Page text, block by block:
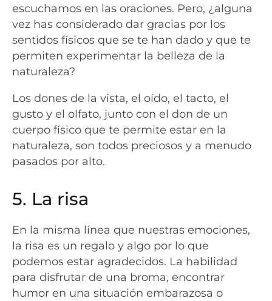
escuchamos en las oraciones. Pero, ¿alguna
vez has considerado dar gracias por los
sentidos físicos que se te han dado y que te
permiten experimentar la belleza de la
naturaleza?
Los dones de la vista, el oído, el tacto, el
gusto y el olfato, junto con el don de un
cuerpo físico que te permite estar en la
naturaleza, son todos preciosos y a menudo
pasados por alto.
5. La risa
En la misma línea que nuestras emociones,
la risa es un regalo y algo por lo que
podemos estar agradecidos. La habilidad
para disfrutar de una broma, encontrar
humor en una situación embarazosa o